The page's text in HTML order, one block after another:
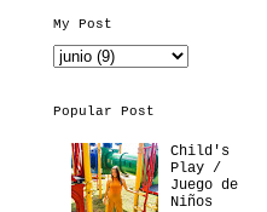
My Post
Popular Post
Child's
Play /
Juego de
Niños